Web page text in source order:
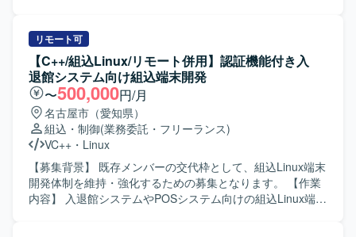
ラなどハードウェアとの連携や制御を行う機能の開発を進
めていただきます。 【求める人物像】 主体的に課題を発見
し行動できる方、周囲と円滑にコミュニケーションを取り
ながら開発を進められる方を求めております。 【ポジショ
ンの魅力】 検査装置という専門性の高い領域で、組込開発
スキルやマルチスレッドプログラミング、画像処理関連の
技術などを実務を通じて習得・強化していただけます。上
流工程から一貫して関わることで、ソフトウェア全体の構
造理解も深めていただけます。 【開発環境】 C++および
Visual Studioを用いた組込ソフトウェア開発環境での作業と
なります。Linux環境での開発やテスト環境構築、Qtや画像
リモート可
【C++/組込Linux/リモート併用】認証機能付き入
退館システム向け組込端末開発
〜500,000円/月
名古屋市（愛知県）
組込・制御(業務委託・フリーランス)
VC++ ・ Linux
【募集背景】 既存メンバーの交代枠として、組込Linux端末
開発体制を維持・強化するための募集となります。 【作業
内容】 入退館システムやPOSシステム向けの組込Linux端末